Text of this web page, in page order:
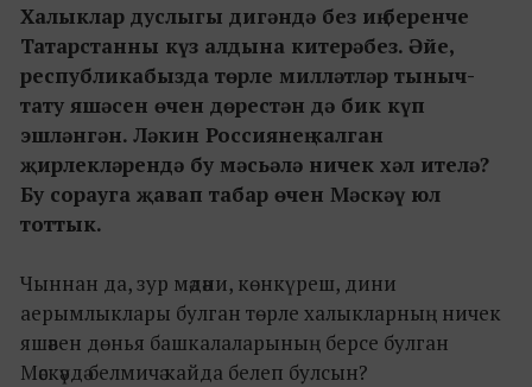
Халыклар дуслыгы дигәндә без иң беренче
Татарстанны күз алдына китерәбез. Әйе,
республикабызда төрле милләтләр тыныч-
тату яшәсен өчен дөрестән дә бик күп
эшләнгән. Ләкин Россиянең калган
җирлекләрендә бу мәсьәлә ничек хәл ителә?
Бу сорауга җавап табар өчен Мәскәү юл
тоттык.
Чыннан да, зур мәдәни, көнкүреш, дини
аерымлыклары булган төрле халыкларның ничек
яшәвен дөнья башкалаларының берсе булган
Мәскәүдә белмичә кайда белеп булсын?